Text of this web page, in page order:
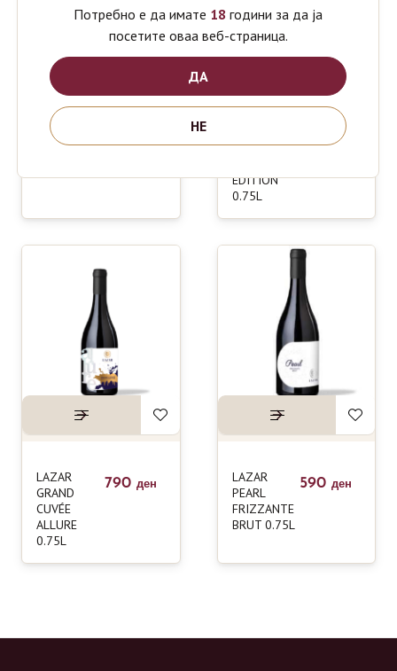
BOVIN
CABERNET
FRANC
GRIGIO
EDITION
0.75L
ден
LAZAR
GRAND
CUVÉE
ALLURE
0.75L
790 ден
LAZAR
PEARL
FRIZZANTE
BRUT 0.75L
590 ден
Потребно е да имате 18 години за да ја
посетите оваа веб-страница.
ДА
НЕ